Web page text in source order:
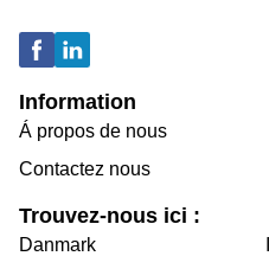
Information
Á propos de nous
Contactez nous
Trouvez-nous ici :
Danmark